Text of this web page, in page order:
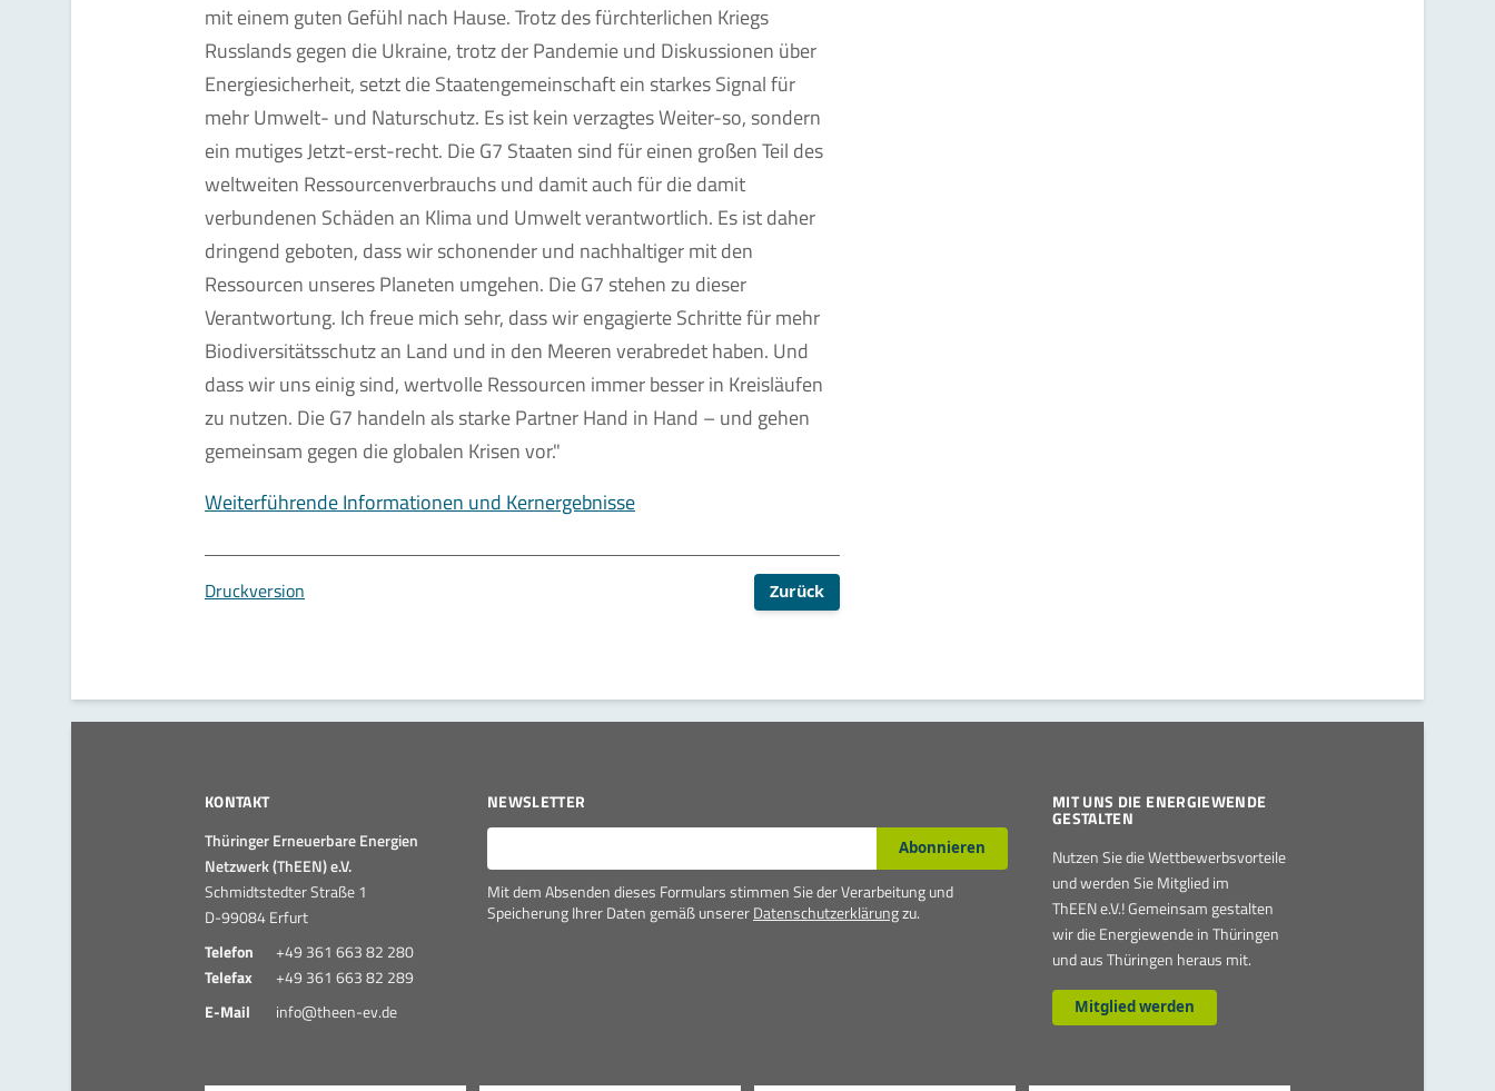
mit einem guten Gefühl nach Hause. Trotz des fürchterlichen Kriegs
Russlands gegen die Ukraine, trotz der Pandemie und Diskussionen über
Energiesicherheit, setzt die Staatengemeinschaft ein starkes Signal für
mehr Umwelt- und Naturschutz. Es ist kein verzagtes Weiter-so, sondern
ein mutiges Jetzt-erst-recht. Die G7 Staaten sind für einen großen Teil des
weltweiten Ressourcenverbrauchs und damit auch für die damit
verbundenen Schäden an Klima und Umwelt verantwortlich. Es ist daher
dringend geboten, dass wir schonender und nachhaltiger mit den
Ressourcen unseres Planeten umgehen. Die G7 stehen zu dieser
Verantwortung. Ich freue mich sehr, dass wir engagierte Schritte für mehr
Biodiversitätsschutz an Land und in den Meeren verabredet haben. Und
dass wir uns einig sind, wertvolle Ressourcen immer besser in Kreisläufen
zu nutzen. Die G7 handeln als starke Partner Hand in Hand – und gehen
gemeinsam gegen die globalen Krisen vor."
Weiterführende Informationen und Kernergebnisse
Druckversion Zurück
KONTAKT
Thüringer Erneuerbare Energien
Netzwerk (ThEEN) e.V.
Schmidtstedter Straße 1
D-99084 Erfurt
Telefon
+49 361 663 82 280
Telefax
+49 361 663 82 289
E-Mail
info@theen-ev.de
NEWSLETTER
E-Mail* Abonnieren
Mit dem Absenden dieses Formulars stimmen Sie der Verarbeitung und
Speicherung Ihrer Daten gemäß unsererDatenschutzerklärungzu.
MIT UNS DIE ENERGIEWENDE
GESTALTEN
Nutzen Sie die Wettbewerbsvorteile
und werden Sie Mitglied im
ThEEN e.V.! Gemeinsam gestalten
wir die Energiewende in Thüringen
und aus Thüringen heraus mit.
Mitglied werden